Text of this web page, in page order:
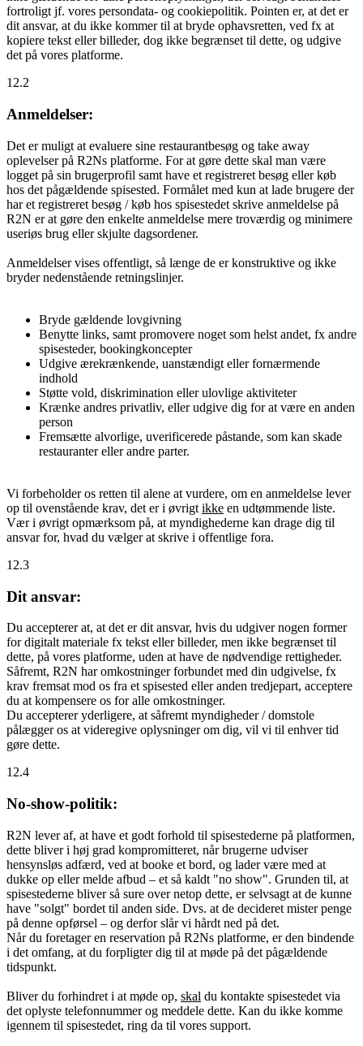
fortroligt jf. vores persondata- og cookiepolitik. Pointen er, at det er
dit ansvar, at du ikke kommer til at bryde ophavsretten, ved fx at
kopiere tekst eller billeder, dog ikke begrænset til dette, og udgive
det på vores platforme.
12.2
Anmeldelser:
Det er muligt at evaluere sine restaurantbesøg og take away
oplevelser på R2Ns platforme. For at gøre dette skal man være
logget på sin brugerprofil samt have et registreret besøg eller køb
hos det pågældende spisested. Formålet med kun at lade brugere der
har et registreret besøg / køb hos spisestedet skrive anmeldelse på
R2N er at gøre den enkelte anmeldelse mere troværdig og minimere
useriøs brug eller skjulte dagsordener.
Anmeldelser vises offentligt, så længe de er konstruktive og ikke
bryder nedenstående retningslinjer.
Bryde gældende lovgivning
Benytte links, samt promovere noget som helst andet, fx andre
spisesteder, bookingkoncepter
Udgive ærekrænkende, uanstændigt eller fornærmende
indhold
Støtte vold, diskrimination eller ulovlige aktiviteter
Krænke andres privatliv, eller udgive dig for at være en anden
person
Fremsætte alvorlige, uverificerede påstande, som kan skade
restauranter eller andre parter.
Vi forbeholder os retten til alene at vurdere, om en anmeldelse lever
op til ovenstående krav, det er i øvrigt ikke en udtømmende liste.
Vær i øvrigt opmærksom på, at myndighederne kan drage dig til
ansvar for, hvad du vælger at skrive i offentlige fora.
12.3
Dit ansvar:
Du accepterer at, at det er dit ansvar, hvis du udgiver nogen former
for digitalt materiale fx tekst eller billeder, men ikke begrænset til
dette, på vores platforme, uden at have de nødvendige rettigheder.
Såfremt, R2N har omkostninger forbundet med din udgivelse, fx
krav fremsat mod os fra et spisested eller anden tredjepart, acceptere
du at kompensere os for alle omkostninger.
Du accepterer yderligere, at såfremt myndigheder / domstole
pålægger os at videregive oplysninger om dig, vil vi til enhver tid
gøre dette.
12.4
No-show-politik:
R2N lever af, at have et godt forhold til spisestederne på platformen,
dette bliver i høj grad kompromitteret, når brugerne udviser
hensynsløs adfærd, ved at booke et bord, og lader være med at
dukke op eller melde afbud – et så kaldt "no show". Grunden til, at
spisestederne bliver så sure over netop dette, er selvsagt at de kunne
have "solgt" bordet til anden side. Dvs. at de decideret mister penge
på denne opførsel – og derfor slår vi hårdt ned på det.
Når du foretager en reservation på R2Ns platforme, er den bindende
i det omfang, at du forpligter dig til at møde på det pågældende
tidspunkt.
Bliver du forhindret i at møde op, skal du kontakte spisestedet via
det oplyste telefonnummer og meddele dette. Kan du ikke komme
igennem til spisestedet, ring da til vores support.